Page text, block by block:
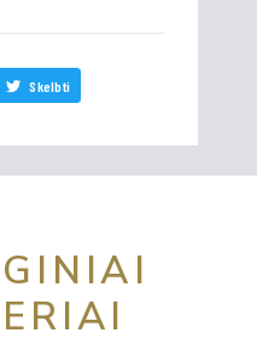
Skelbti